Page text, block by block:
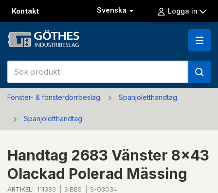
Kontakt Svenska Logga in
Fönster- & fönsterdörrbeslag Spanjoletthandtag
Spanjoletthandtag
Handtag 2683 Vänster 8x43
Olackad Polerad Mässing
ARTIKEL: 111383 SIBES S-03034